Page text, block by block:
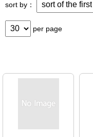
sort by
per page